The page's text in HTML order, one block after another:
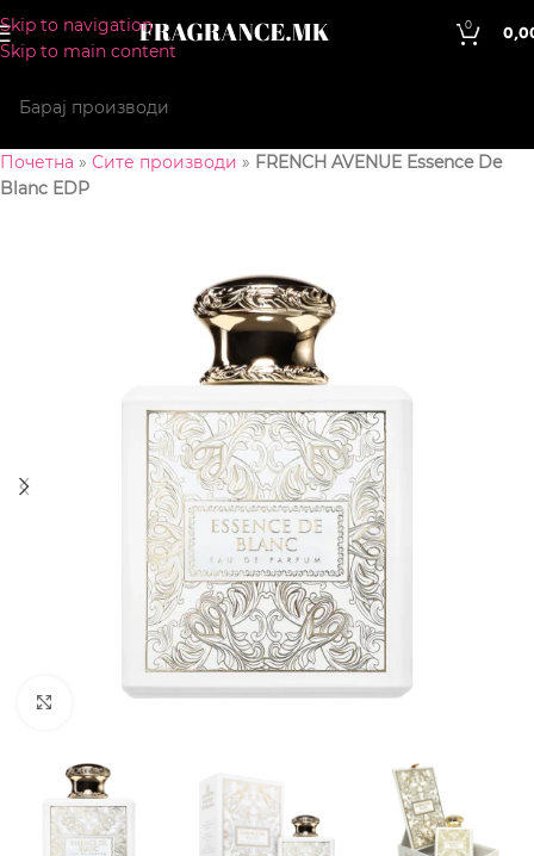
Skip to navigation
Skip to main content
0
Почетна » Сите производи » FRENCH AVENUE Essence De
Blanc EDP
CLICK TO ENLARGE